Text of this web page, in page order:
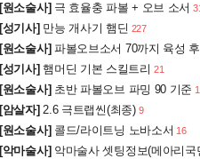
뼈 감옥 : 레벨당
뼈 영혼 0 : 레벨당
뼈 갑옷 (본 아머)
뼈의 벽 0 : 레벨당
[원소술사] 극 효율충 파볼 + 오브 소서
[성기사] 만능 개사기 햄딘 227
[원소술사] 파볼오브소서 70까지 육성
[성기사] 햄머딘 기본 스킬트리 21
[원소술사] 초반 파볼오브 파밍 90 기준
[암살자] 2.6 극트랩씬(최종) 9
[원소술사] 콜드/라이트닝 노바소서 16
[악마술사] 악마술사 셋팅정보(메아리국